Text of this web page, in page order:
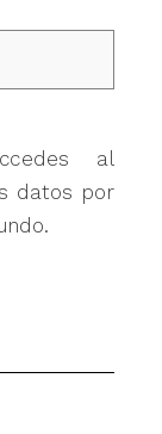
al
datos por